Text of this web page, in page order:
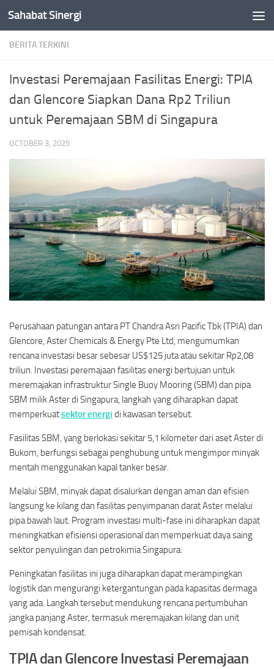
Skip to content
Sahabat Sinergi
BERITA TERKINI
Investasi Peremajaan Fasilitas Energi: TPIA
dan Glencore Siapkan Dana Rp2 Triliun
untuk Peremajaan SBM di Singapura
OCTOBER 3, 2025
Perusahaan patungan antara PT Chandra Asri Pacific Tbk (TPIA) dan
Glencore, Aster Chemicals & Energy Pte Ltd, mengumumkan
rencana investasi besar sebesar US$125 juta atau sekitar Rp2,08
triliun. Investasi peremajaan fasilitas energi bertujuan untuk
meremajakan infrastruktur Single Buoy Mooring (SBM) dan pipa
SBM milik Aster di Singapura, langkah yang diharapkan dapat
memperkuatsektor energi di kawasan tersebut.
Fasilitas SBM, yang berlokasi sekitar 5,1 kilometer dari aset Aster di
Bukom, berfungsi sebagai penghubung untuk mengimpor minyak
mentah menggunakan kapal tanker besar.
Melalui SBM, minyak dapat disalurkan dengan aman dan efisien
langsung ke kilang dan fasilitas penyimpanan darat Aster melalui
pipa bawah laut. Program investasi multi-fase ini diharapkan dapat
meningkatkan efisiensi operasional dan memperkuat daya saing
sektor penyulingan dan petrokimia Singapura.
Peningkatan fasilitas ini juga diharapkan dapat merampingkan
logistik dan mengurangi ketergantungan pada kapasitas dermaga
yang ada. Langkah tersebut mendukung rencana pertumbuhan
jangka panjang Aster, termasuk meremajakan kilang dan unit
pemisah kondensat.
TPIA dan Glencore Investasi Peremajaan